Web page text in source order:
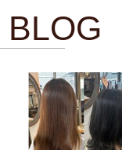
BLOG